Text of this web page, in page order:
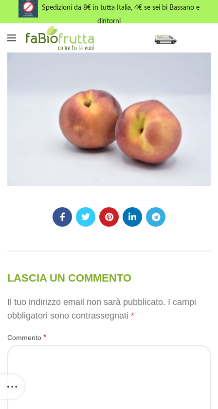
Spedizioni da 8€ in tutta Italia, 4€ se sei bi Bassano e
dintorni
NOCI PESCHE
LASCIA UN COMMENTO
Il tuo indirizzo email non sarà pubblicato. I campi
obbligatori sono contrassegnati *
Commento *